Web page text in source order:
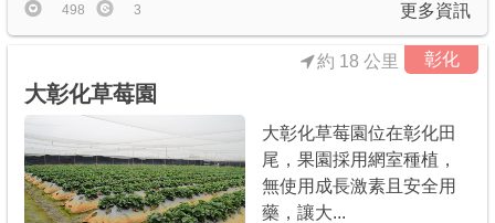
更多資訊
498 3
彰化
大彰化草莓園
約 18 公里
大彰化草莓園位在彰化田
尾，果園採用網室種植，
無使用成長激素且安全用
藥，讓大...